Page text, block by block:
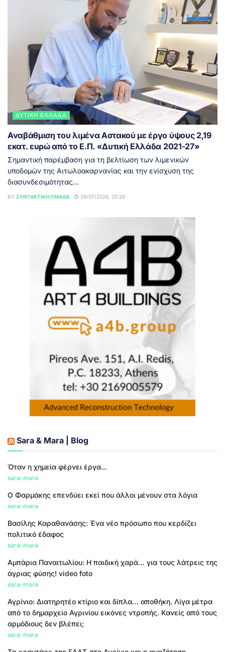
ΔΥΤΙΚΉ ΕΛΛΆΔΑ
Αναβάθμιση του λιμένα Αστακού με έργο ύψους 2,19
εκατ. ευρώ από το Ε.Π. «Δυτική Ελλάδα 2021-27»
Σημαντική παρέμβαση για τη βελτίωση των λιμενικών
υποδομών της Αιτωλοακαρνανίας και την ενίσχυση της
διασυνδεσιμότητας...
BY ΣΥΝΤΑΚΤΙΚΉ ΟΜΆΔΑ 28/07/2026, 20:29
Sara & Mara | Blog
Όταν η χημεία φέρνει έργα...
sara-mara
Ο Φαρμάκης επενδύει εκεί που άλλοι μένουν στα λόγια
sara-mara
Βασίλης Καραθανάσης: Ένα νέο πρόσωπο που κερδίζει
πολιτικό έδαφος
sara-mara
Αμπάρια Παναιτωλίου: Η παιδική χαρά… για τους λάτρεις της
άγριας φύσης! video foto
sara-mara
Αγρίνιο: Διατηρητέο κτίριο και δίπλα… αποθήκη. Λίγα μέτρα
από το δημαρχείο Αγρινίου εικόνες ντροπής. Κανείς από τους
αρμόδιους δεν βλέπει;
sara-mara